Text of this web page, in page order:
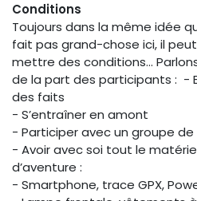
Conditions
Toujours dans la même idée
fait pas grand-chose ici, il
mettre des conditions…
de la part des participants : -
des faits
- S’entraîner en amont
- Participer avec un groupe de
- Avoir avec soi tout le
d’aventure :
- Smartphone, trace GPX,